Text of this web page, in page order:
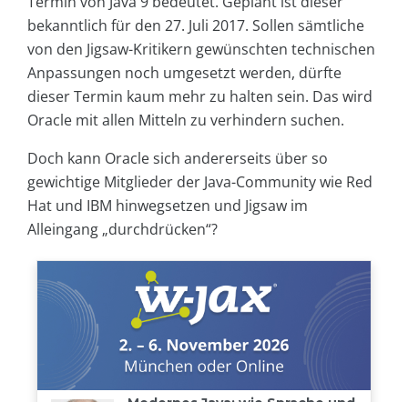
bekanntlich für den 27. Juli 2017. Sollen sämtliche
von den Jigsaw-Kritikern gewünschten technischen
Anpassungen noch umgesetzt werden, dürfte
dieser Termin kaum mehr zu halten sein. Das wird
Oracle mit allen Mitteln zu verhindern suchen.
Doch kann Oracle sich andererseits über so
gewichtige Mitglieder der Java-Community wie Red
Hat und IBM hinwegsetzen und Jigsaw im
Alleingang „durchdrücken“?